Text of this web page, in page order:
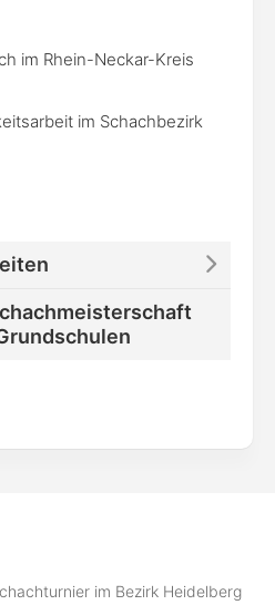
im Rhein-Neckar-Kreis
im Schachbezirk
im Bezirk Heidelberg